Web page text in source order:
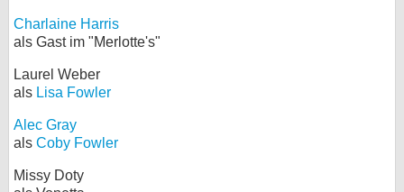
Charlaine Harris
als Gast im "Merlotte's"
Laurel Weber
als Lisa Fowler
Alec Gray
als Coby Fowler
Missy Doty